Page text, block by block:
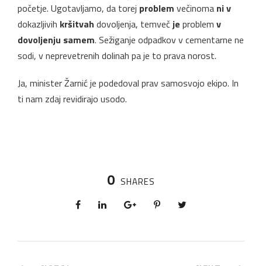
početje. Ugotavljamo, da torej problem večinoma ni v
dokazljivih kršitvah dovoljenja, temveč je problem v
dovoljenju samem. Sežiganje odpadkov v cementarne ne
sodi, v neprevetrenih dolinah pa je to prava norost.
Ja, minister Žarnić je podedoval prav samosvojo ekipo. In
ti nam zdaj revidirajo usodo.
0 SHARES